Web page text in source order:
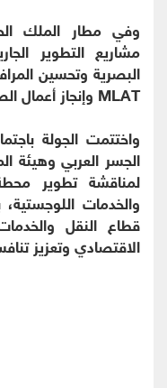
وفي مطار الملك
مشاريع التطوير
البصرية وتحسين
MLAT وإنجاز أعمال الصيانة في مبنى الأرصاد الجوية.
واختتمت الجولة
الجسر العربي وهيئة
لمناقشة تطوير
والخدمات
قطاع النقل
الاقتصادي وتعزيز